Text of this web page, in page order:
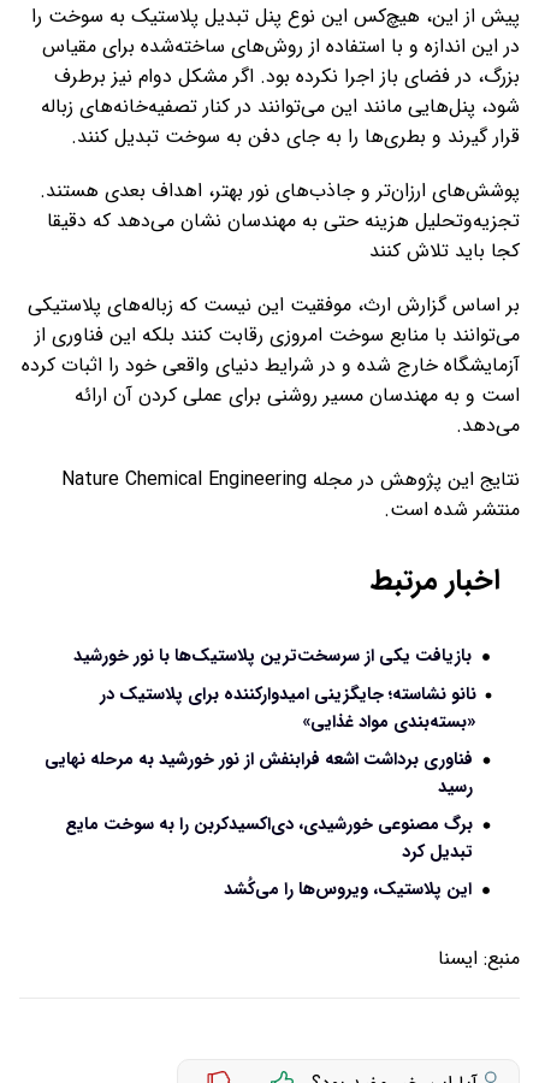
پیش از این، هیچ‌کس این نوع پنل تبدیل پلاستیک به سوخت را
در این اندازه و با استفاده از روش‌های ساخته‌شده برای مقیاس
بزرگ، در فضای باز اجرا نکرده بود. اگر مشکل دوام نیز برطرف
شود، پنل‌هایی مانند این می‌توانند در کنار تصفیه‌خانه‌های زباله
قرار گیرند و بطری‌ها را به جای دفن به سوخت تبدیل کنند.
پوشش‌های ارزان‌تر و جاذب‌های نور بهتر، اهداف بعدی هستند.
تجزیه‌وتحلیل هزینه حتی به مهندسان نشان می‌دهد که دقیقا
کجا باید تلاش کنند
بر اساس گزارش ارث، موفقیت این نیست که زباله‌های پلاستیکی
می‌توانند با منابع سوخت امروزی رقابت کنند بلکه این فناوری از
آزمایشگاه خارج شده و در شرایط دنیای واقعی خود را اثبات کرده
است و به مهندسان مسیر روشنی برای عملی کردن آن ارائه
می‌دهد.
نتایج این پژوهش در مجله Nature Chemical Engineering
منتشر شده است.
اخبار مرتبط
بازیافت یکی از سرسخت‌ترین پلاستیک‌ها با نور خورشید
نانو نشاسته؛ جایگزینی امیدوارکننده برای پلاستیک در
«بسته‌بندی مواد غذایی»
فناوری برداشت اشعه فرابنفش از نور خورشید به مرحله‌ نهایی
رسید
برگ مصنوعی خورشیدی، دی‌اکسیدکربن را به سوخت مایع
تبدیل کرد
این پلاستیک، ویروس‌ها را می‌کُشد
منبع: ايسنا